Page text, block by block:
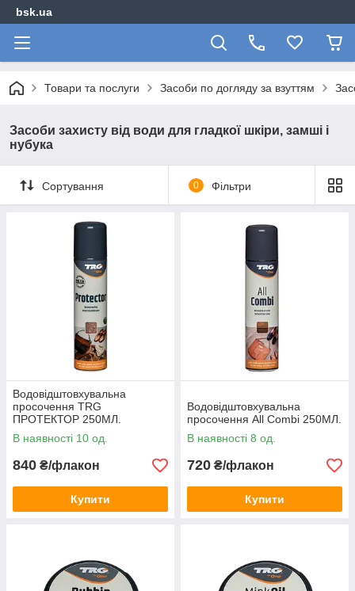
bsk.ua
Товари та послуги Засоби по догляду за взуттям
Засоби захисту від води для гладкої шкіри, замші і
нубука
Сортування 0 Фільтри
Водовідштовхувальна
просочення TRG
ПРОТЕКТОР 250МЛ.
В наявності 10 од.
840 ₴/флакон
Купити
Водовідштовхувальна
просочення All Combi 250МЛ.
В наявності 8 од.
720 ₴/флакон
Купити